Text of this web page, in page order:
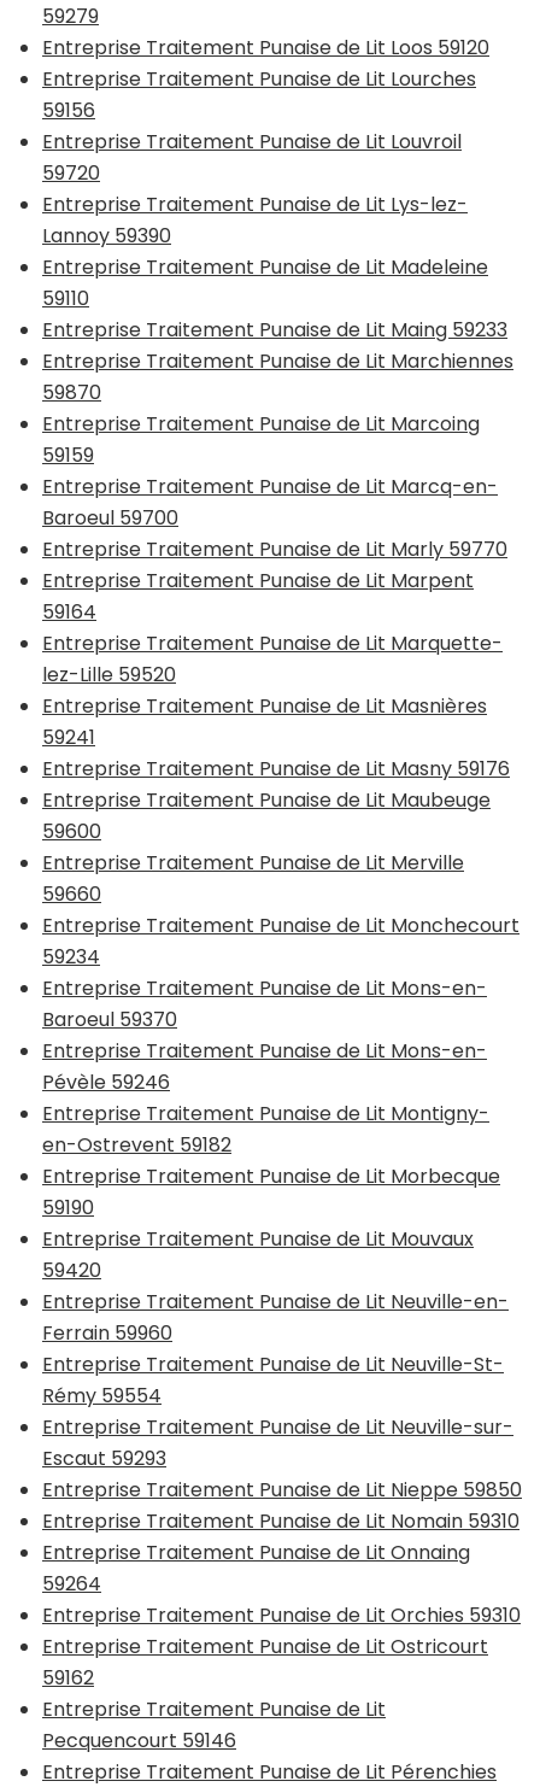
59279
Entreprise Traitement Punaise de Lit Loos 59120
Entreprise Traitement Punaise de Lit Lourches
59156
Entreprise Traitement Punaise de Lit Louvroil
59720
Entreprise Traitement Punaise de Lit Lys-lez-
Lannoy 59390
Entreprise Traitement Punaise de Lit Madeleine
59110
Entreprise Traitement Punaise de Lit Maing 59233
Entreprise Traitement Punaise de Lit Marchiennes
59870
Entreprise Traitement Punaise de Lit Marcoing
59159
Entreprise Traitement Punaise de Lit Marcq-en-
Baroeul 59700
Entreprise Traitement Punaise de Lit Marly 59770
Entreprise Traitement Punaise de Lit Marpent
59164
Entreprise Traitement Punaise de Lit Marquette-
lez-Lille 59520
Entreprise Traitement Punaise de Lit Masnières
59241
Entreprise Traitement Punaise de Lit Masny 59176
Entreprise Traitement Punaise de Lit Maubeuge
59600
Entreprise Traitement Punaise de Lit Merville
59660
Entreprise Traitement Punaise de Lit Monchecourt
59234
Entreprise Traitement Punaise de Lit Mons-en-
Baroeul 59370
Entreprise Traitement Punaise de Lit Mons-en-
Pévèle 59246
Entreprise Traitement Punaise de Lit Montigny-
en-Ostrevent 59182
Entreprise Traitement Punaise de Lit Morbecque
59190
Entreprise Traitement Punaise de Lit Mouvaux
59420
Entreprise Traitement Punaise de Lit Neuville-en-
Ferrain 59960
Entreprise Traitement Punaise de Lit Neuville-St-
Rémy 59554
Entreprise Traitement Punaise de Lit Neuville-sur-
Escaut 59293
Entreprise Traitement Punaise de Lit Nieppe 59850
Entreprise Traitement Punaise de Lit Nomain 59310
Entreprise Traitement Punaise de Lit Onnaing
59264
Entreprise Traitement Punaise de Lit Orchies 59310
Entreprise Traitement Punaise de Lit Ostricourt
59162
Entreprise Traitement Punaise de Lit
Pecquencourt 59146
Entreprise Traitement Punaise de Lit Pérenchies